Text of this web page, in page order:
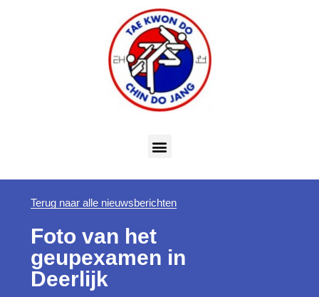
Terug naar alle nieuwsberichten
Foto van het
geupexamen in
Deerlijk